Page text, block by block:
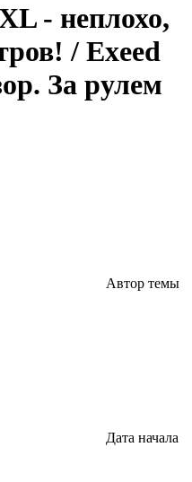
- неплохо,
/ Exeed
За рулем
Автор темы
Дата начала